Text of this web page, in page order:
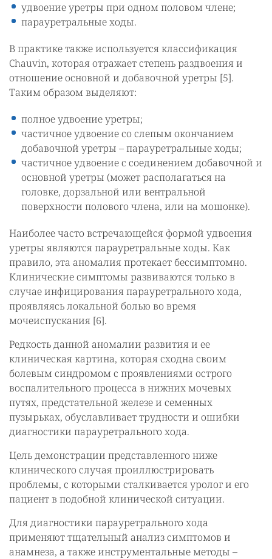
удвоение уретры при одном половом члене;
парауретральные ходы.
В практике также используется классификация
Chauvin, которая отражает степень раздвоения и
отношение основной и добавочной уретры [5].
Таким образом выделяют:
полное удвоение уретры;
частичное удвоение со слепым окончанием
добавочной уретры – парауретральные ходы;
частичное удвоение с соединением добавочной и
основной уретры (может располагаться на
головке, дорзальной или вентральной
поверхности полового члена, или на мошонке).
Наиболее часто встречающейся формой удвоения
уретры являются парауретральные ходы. Как
правило, эта аномалия протекает бессимптомно.
Клинические симптомы развиваются только в
случае инфицирования парауретрального хода,
проявляясь локальной болью во время
мочеиспускания [6].
Редкость данной аномалии развития и ее
клиническая картина, которая сходна своим
болевым синдромом с проявлениями острого
воспалительного процесса в нижних мочевых
путях, предстательной железе и семенных
пузырьках, обуславливает трудности и ошибки
диагностики парауретрального хода.
Цель демонстрации представленного ниже
клинического случая проиллюстрировать
проблемы, с которыми сталкивается уролог и его
пациент в подобной клинической ситуации.
Для диагностики парауретрального хода
применяют тщательный анализ симптомов и
анамнеза, а также инструментальные методы –